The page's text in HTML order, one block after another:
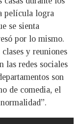
película logra
se sienta
por lo mismo.
y reuniones
las redes sociales
son
de comedia, el